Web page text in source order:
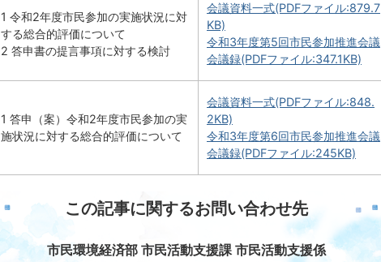
1 令和2年度市民参加の実施状況に対
する総合的評価について
2 答申書の提言事項に対する検討
会議資料一式(PDFファイル:879.7
KB)
令和3年度第5回市民参加推進会議
会議録(PDFファイル:347.1KB)
1 答申（案）令和2年度市民参加の実
施状況に対する総合的評価について
会議資料一式(PDFファイル:848.
2KB)
令和3年度第6回市民参加推進会議
会議録(PDFファイル:245KB)
この記事に関するお問い合わせ先
市民環境経済部 市民活動支援課 市民活動支援係